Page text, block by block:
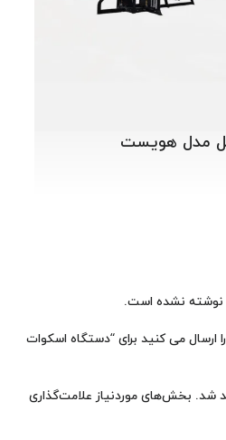
مدل هویست
نوشته نشده است.
ارسال می کنید برای “دستگاه اسکوات
شد. بخش‌های موردنیاز علامت‌گذاری